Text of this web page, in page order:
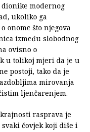
modernog
ukoliko ga
onome što njegova
između slobodnog
ovisno o
u tolikoj mjeri da je u
postoji, tako da je
mirovanja
ljenčarenjem.
rasprava je
čovjek koji diše i